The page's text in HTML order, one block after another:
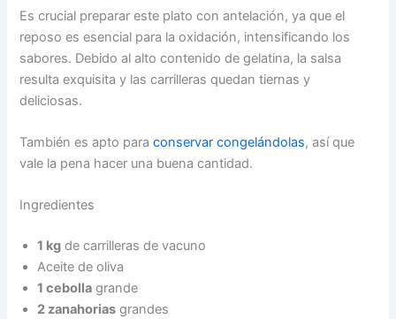
Es crucial preparar este plato con antelación, ya que el
reposo es esencial para la oxidación, intensificando los
sabores. Debido al alto contenido de gelatina, la salsa
resulta exquisita y las carrilleras quedan tiernas y
deliciosas.
También es apto paraconservar congelándolas, así que
vale la pena hacer una buena cantidad.
Ingredientes
1 kg de carrilleras de vacuno
Aceite de oliva
1 cebolla grande
2 zanahorias grandes